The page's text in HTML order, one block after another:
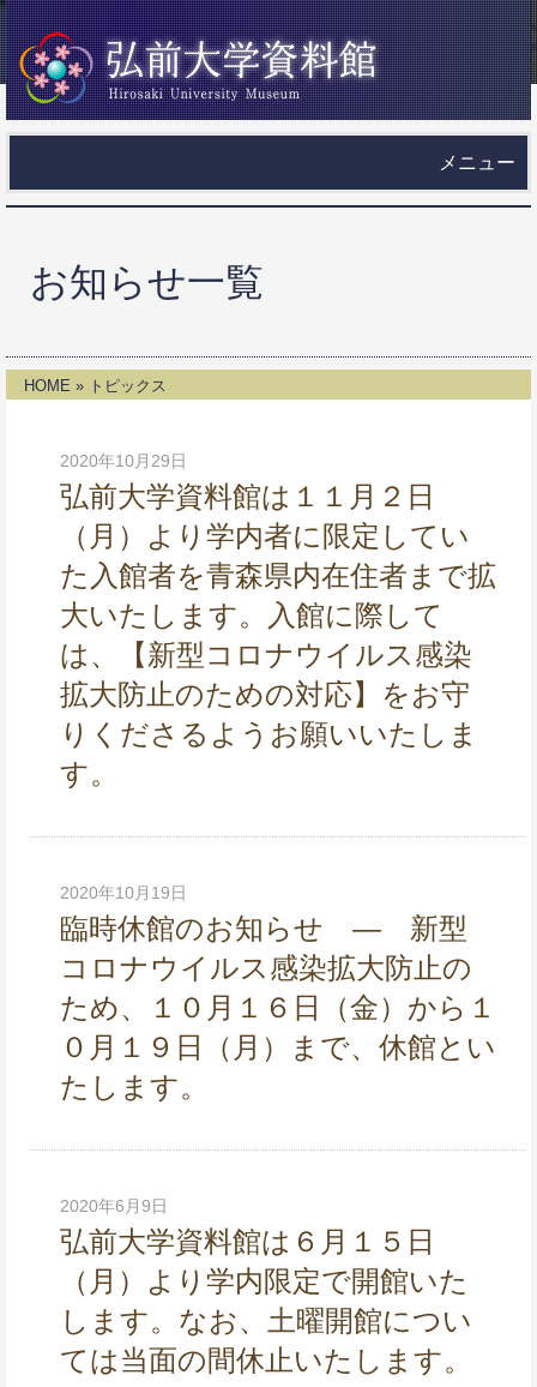
メニュー
お知らせ一覧
HOME » トピックス
2020年10月29日
弘前大学資料館は１１月２日
（月）より学内者に限定してい
た入館者を青森県内在住者まで拡
大いたします。入館に際して
は、【新型コロナウイルス感染
拡大防止のための対応】をお守
りくださるようお願いいたしま
す。
2020年10月19日
臨時休館のお知らせ ― 新型
コロナウイルス感染拡大防止の
ため、１０月１６日（金）から１
０月１９日（月）まで、休館とい
たします。
2020年6月9日
弘前大学資料館は６月１５日
（月）より学内限定で開館いた
します。なお、土曜開館につい
ては当面の間休止いたします。